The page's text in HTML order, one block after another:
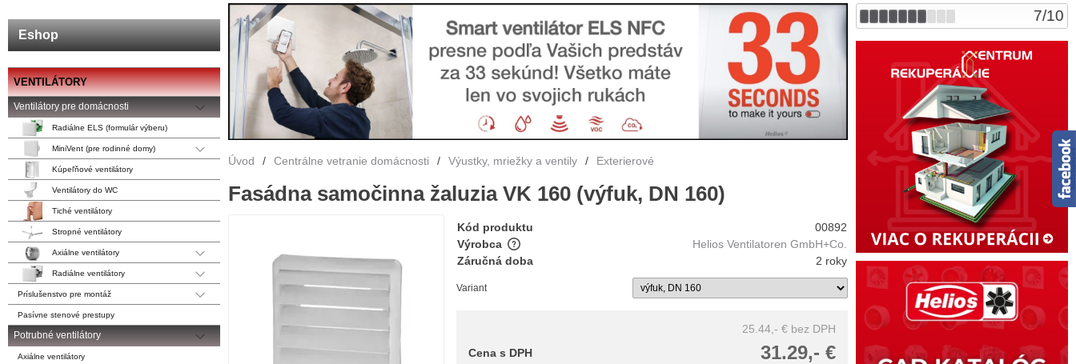
Eshop
VENTILÁTORY
Ventilátory pre domácnosti
Radiálne ELS (formulár výberu)
MiniVent (pre rodinné domy)
Kúpeľňové ventilátory
Ventilátory do WC
Tiché ventilátory
Stropné ventilátory
Axiálne ventilátory
Radiálne ventilátory
Príslušenstvo pre montáž
Pasívne stenové prestupy
Potrubné ventilátory
Axiálne ventilátory
7/10
Úvod / Centrálne vetranie domácnosti / Výustky, mriežky a ventily / Exterierové
Fasádna samočinna žaluzia VK 160 (výfuk, DN 160)
Kód produktu
00892
Výrobca
Helios Ventilatoren GmbH+Co.
Záručná doba
2 roky
Variant
25.44,- € bez DPH
31.29,- €
Cena s DPH